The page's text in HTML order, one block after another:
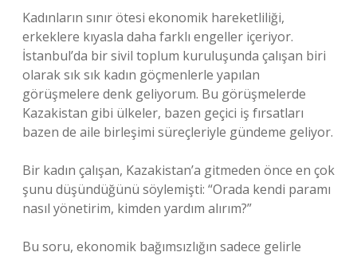
Kadınların sınır ötesi ekonomik hareketliliği,
erkeklere kıyasla daha farklı engeller içeriyor.
İstanbul’da bir sivil toplum kuruluşunda çalışan biri
olarak sık sık kadın göçmenlerle yapılan
görüşmelere denk geliyorum. Bu görüşmelerde
Kazakistan gibi ülkeler, bazen geçici iş fırsatları
bazen de aile birleşimi süreçleriyle gündeme geliyor.
Bir kadın çalışan, Kazakistan’a gitmeden önce en çok
şunu düşündüğünü söylemişti: “Orada kendi paramı
nasıl yönetirim, kimden yardım alırım?”
Bu soru, ekonomik bağımsızlığın sadece gelirle